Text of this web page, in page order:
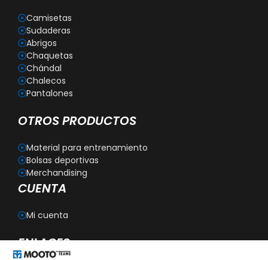
Camisetas
Sudaderas
Abrigos
Chaquetas
Chándal
Chalecos
Pantalones
OTROS PRODUCTOS
Material para entrenamiento
Bolsas deportivas
Merchandising
CUENTA
Mi cuenta
ENLACES